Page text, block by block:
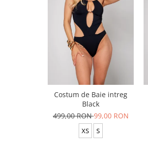
Costum de Baie intreg
Black
499,00 RON99,00 RON
XS S